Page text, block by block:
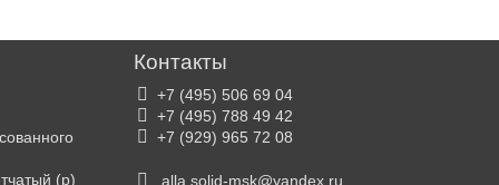
(р)
Контакты
+7 (495) 506 69 04
+7 (495) 788 49 42
+7 (929) 965 72 08
alla.solid-msk@yandex.ru